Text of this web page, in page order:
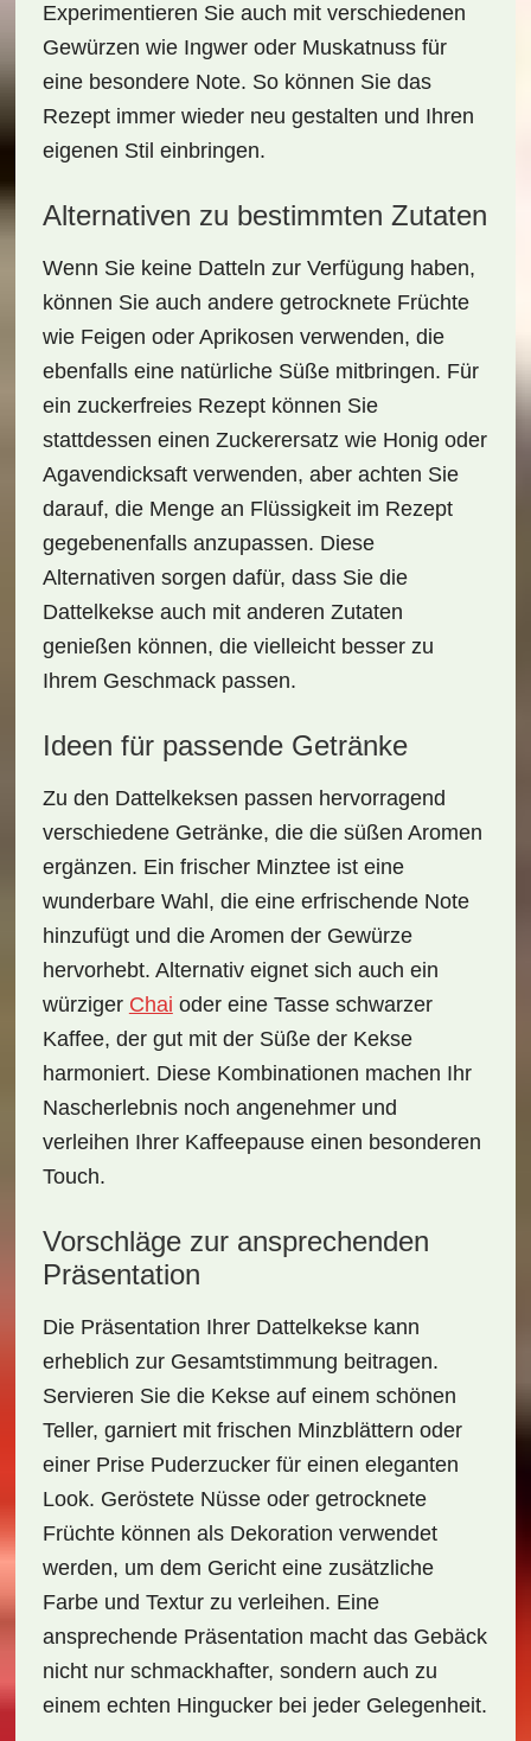
Experimentieren Sie auch mit verschiedenen
Gewürzen wie Ingwer oder Muskatnuss für
eine besondere Note. So können Sie das
Rezept immer wieder neu gestalten und Ihren
eigenen Stil einbringen.
Alternativen zu bestimmten Zutaten
Wenn Sie keine Datteln zur Verfügung haben,
können Sie auch andere getrocknete Früchte
wie Feigen oder Aprikosen verwenden, die
ebenfalls eine natürliche Süße mitbringen. Für
ein zuckerfreiesRezept können Sie
stattdessen einen Zuckerersatz wie Honig oder
Agavendicksaft verwenden, aber achten Sie
darauf, die Menge an Flüssigkeit im Rezept
gegebenenfalls anzupassen. Diese
Alternativen sorgen dafür, dass Sie die
Dattelkekse auch mit anderen Zutaten
genießen können, die vielleicht besser zu
Ihrem Geschmack passen.
Ideen für passende Getränke
Zu den Dattelkeksen passen hervorragend
verschiedene Getränke, die die süßen Aromen
ergänzen. Ein frischer Minzteeist eine
wunderbare Wahl, die eine erfrischende Note
hinzufügt und die Aromen der Gewürze
hervorhebt. Alternativ eignet sich auch ein
würziger Chai oder eine Tasse schwarzer
Kaffee, der gut mit der Süße der Kekse
harmoniert. Diese Kombinationen machen Ihr
Nascherlebnis noch angenehmer und
verleihen Ihrer Kaffeepause einen besonderen
Touch.
Vorschläge zur ansprechenden
Präsentation
Die Präsentation Ihrer Dattelkekse kann
erheblich zur Gesamtstimmung beitragen.
Servieren Sie die Kekse auf einem schönen
Teller, garniert mit frischen Minzblättern oder
einer Prise Puderzucker für einen eleganten
Look. Geröstete Nüsse oder getrocknete
Früchte können als Dekoration verwendet
werden, um dem Gericht eine zusätzliche
Farbe und Textur zu verleihen. Eine
ansprechende Präsentation macht das Gebäck
nicht nur schmackhafter, sondern auch zu
einem echten Hingucker bei jeder Gelegenheit.